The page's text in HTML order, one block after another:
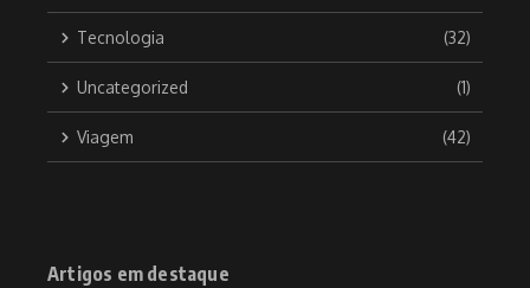
Tecnologia (32)
Uncategorized (1)
Viagem (42)
Artigos em destaque